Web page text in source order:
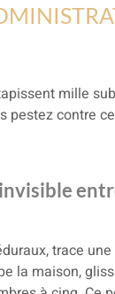
mille
pestez contre
trace
la maison,